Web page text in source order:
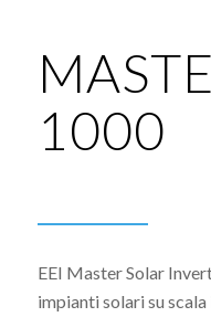
1000
EEI Master Solar
impianti solari su